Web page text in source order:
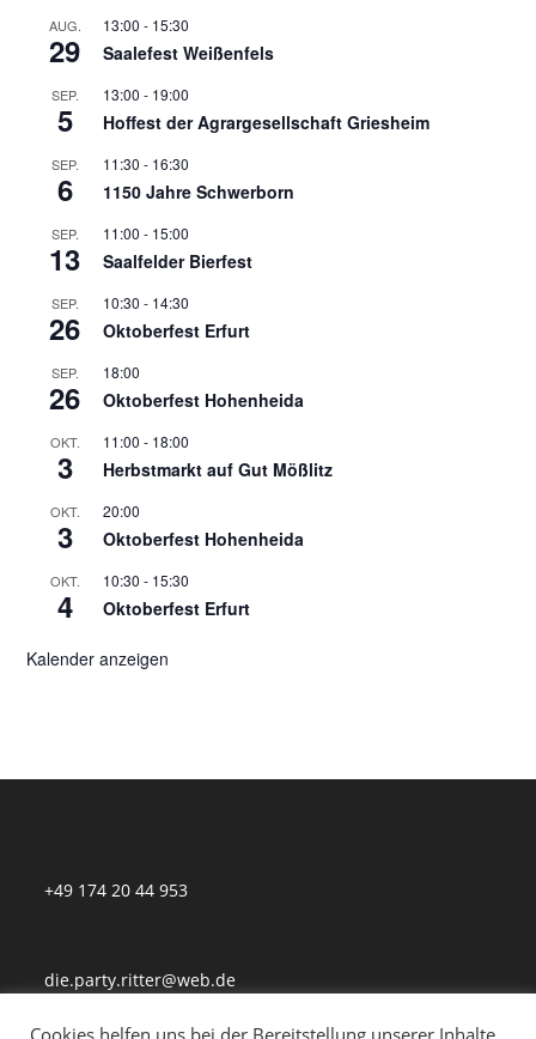
AUG.
29
13:00 - 15:30
Saalefest Weißenfels
SEP.
5
13:00 - 19:00
Hoffest der Agrargesellschaft Griesheim
SEP.
6
11:30 - 16:30
1150 Jahre Schwerborn
SEP.
13
11:00 - 15:00
Saalfelder Bierfest
SEP.
26
10:30 - 14:30
Oktoberfest Erfurt
SEP.
26
18:00
Oktoberfest Hohenheida
OKT.
3
11:00 - 18:00
Herbstmarkt auf Gut Mößlitz
OKT.
3
20:00
Oktoberfest Hohenheida
OKT.
4
10:30 - 15:30
Oktoberfest Erfurt
Kalender anzeigen
+49 174 20 44 953
die.party.ritter@web.de
Cookies helfen uns bei der Bereitstellung unserer Inhalte